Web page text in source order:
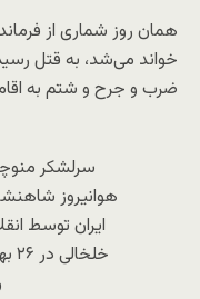
همان روز شماری از
خواند می‌شد، به قتل
ضرب و جرح و شتم به
سرلشکر
هوانیروز
ایران توسط